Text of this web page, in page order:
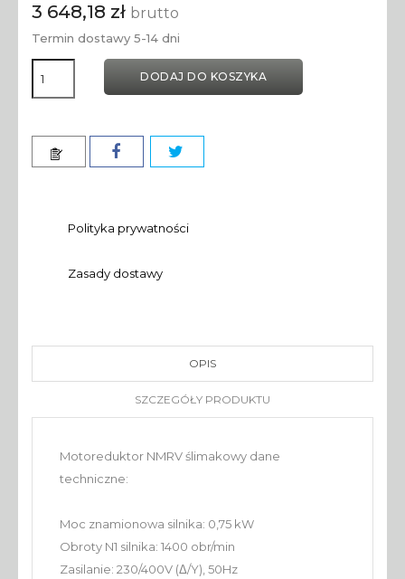
3 648,18 zł brutto
Termin dostawy 5-14 dni
DODAJ DO KOSZYKA
Polityka prywatności
Zasady dostawy
OPIS
SZCZEGÓŁY PRODUKTU
Motoreduktor NMRV ślimakowy dane
techniczne:
Moc znamionowa silnika: 0,75 kW
Obroty N1 silnika: 1400 obr/min
Zasilanie: 230/400V (Δ/Y), 50Hz